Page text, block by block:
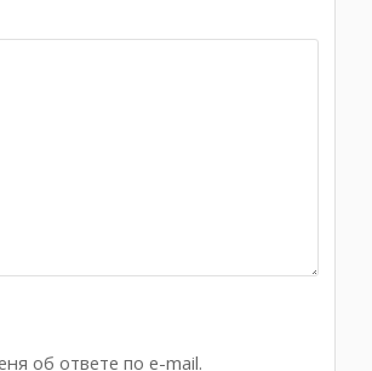
об ответе по e-mail.